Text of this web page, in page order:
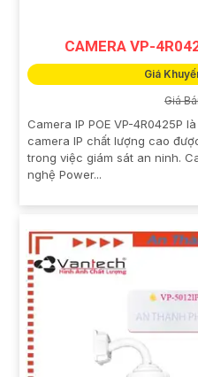
CAMERA VP-
Giá
Giá
Camera IP POE VP-4R0425P
camera IP chất lượng cao
trong việc giám sát an ninh.
nghệ Power...